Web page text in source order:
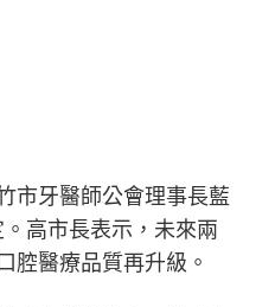
市牙醫師公會理事長藍
高市長表示，未來兩
腔醫療品質再升級。